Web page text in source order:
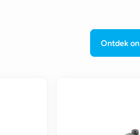
Ontdek